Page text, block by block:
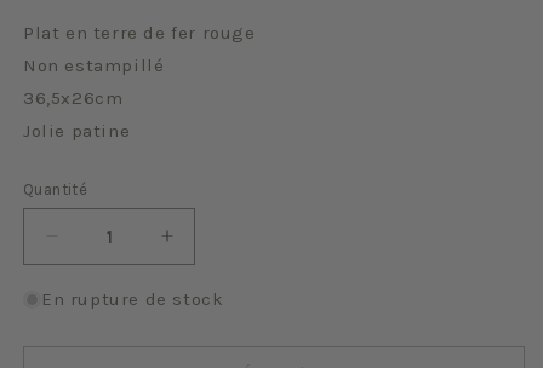
Plat en terre de fer rouge
Non estampillé
36,5x26cm
Jolie patine
Quantité
Quantité
Réduire
la
quantité
Etoile
Augmenter
la
quantité
Etoile
En rupture de stock